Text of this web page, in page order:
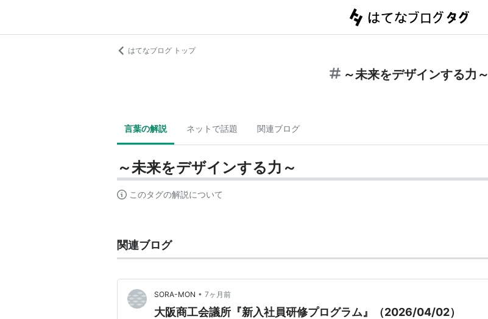
はてなブログ トップ
～未来をデザインする力～
言葉の解説 ネットで話題 関連ブログ
～未来をデザインする力～
このタグの解説について
関連ブログ
SORA-MON • 7ヶ月前
大阪商工会議所『新入社員研修プログラム』（2026/04/02）